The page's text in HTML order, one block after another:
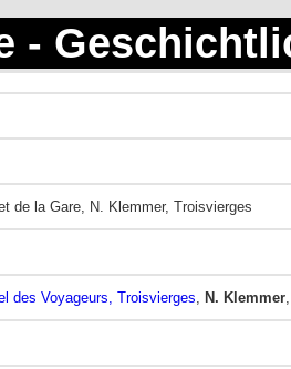
-
de la Gare, N. Klemmer, Troisvierges
des Voyageurs, Troisvierges, N. Klemmer